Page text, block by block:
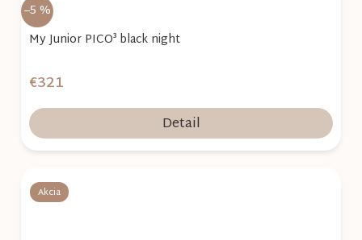
–5 %
My Junior PICO³ black night
€321
Detail
Akcia